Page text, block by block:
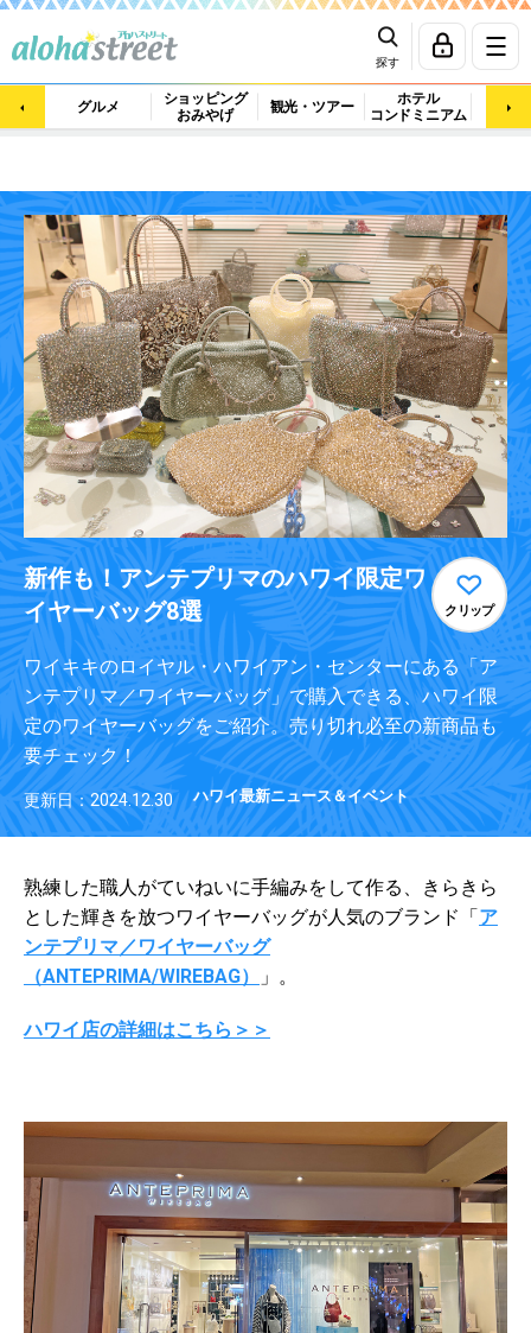
探す
グルメ
ショッピング
おみやげ
観光・ツアー
ホテル
コンドミニアム
マッ
新作も！アンテプリマのハワイ限定ワ
イヤーバッグ8選
クリップ
ワイキキのロイヤル・ハワイアン・センターにある「ア
ンテプリマ／ワイヤーバッグ」で購入できる、ハワイ限
定のワイヤーバッグをご紹介。売り切れ必至の新商品も
要チェック！
更新日：2024.12.30 ハワイ最新ニュース＆イベント
熟練した職人がていねいに手編みをして作る、きらきら
とした輝きを放つワイヤーバッグが人気のブランド「ア
ンテプリマ／ワイヤーバッグ
（ANTEPRIMA/WIREBAG）
」。
ハワイ店の詳細はこちら＞＞